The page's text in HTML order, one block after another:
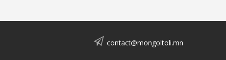
contact@mongoltoli.mn